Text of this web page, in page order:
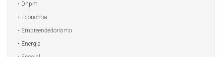
Dnpm
Economia
Empreendedorismo
Energia